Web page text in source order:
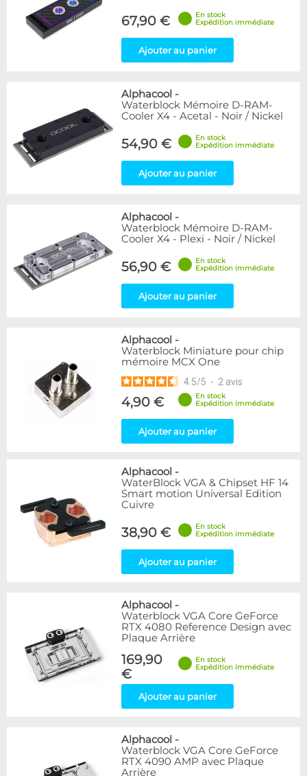
67,90 €
En stock
Expédition immédiate
Ajouter au panier
Alphacool -
Waterblock Mémoire D-RAM-
Cooler X4 - Acetal - Noir / Nickel
54,90 €
En stock
Expédition immédiate
Ajouter au panier
Alphacool -
Waterblock Mémoire D-RAM-
Cooler X4 - Plexi - Noir / Nickel
56,90 €
En stock
Expédition immédiate
Ajouter au panier
Alphacool -
Waterblock Miniature pour chip
mémoire MCX One
4.5/5 - 2 avis
4,90 €
En stock
Expédition immédiate
Ajouter au panier
Alphacool -
WaterBlock VGA & Chipset HF 14
Smart motion Universal Edition
Cuivre
38,90 €
En stock
Expédition immédiate
Ajouter au panier
Alphacool -
Waterblock VGA Core GeForce
RTX 4080 Reference Design avec
Plaque Arrière
169,90
€
En stock
Expédition immédiate
Ajouter au panier
Alphacool -
Waterblock VGA Core GeForce
RTX 4090 AMP avec Plaque
Arrière